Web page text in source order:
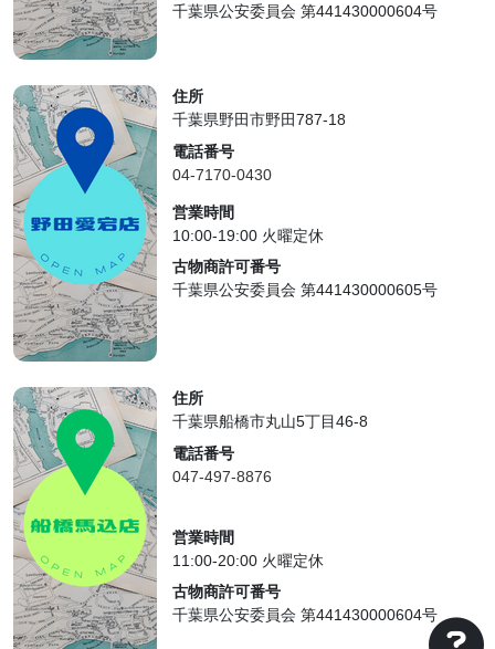
千葉県公安委員会 第441430000604号
住所
千葉県野田市野田787-18
電話番号
04-7170-0430
営業時間
10:00-19:00 火曜定休
古物商許可番号
千葉県公安委員会 第441430000605号
住所
千葉県船橋市丸山5丁目46-8
電話番号
047-497-8876
営業時間
11:00-20:00 火曜定休
古物商許可番号
千葉県公安委員会 第441430000604号